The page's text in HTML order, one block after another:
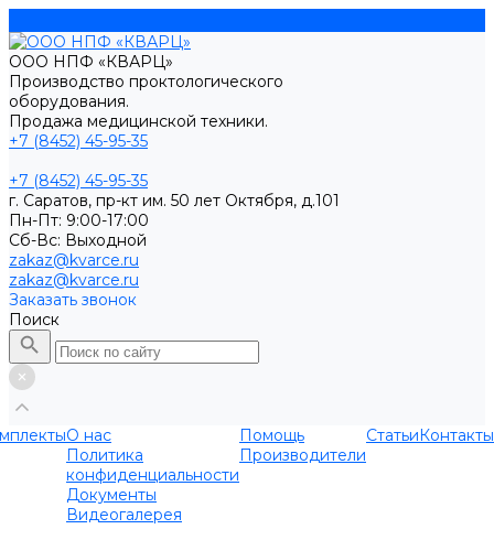
ООО НПФ «КВАРЦ»
Производство проктологического
оборудования.
Продажа медицинской техники.
+7 (8452) 45-95-35
+7 (8452) 45-95-35
г. Саратов, пр-кт им. 50 лет Октября, д.101
Пн-Пт: 9:00-17:00
Cб-Вс: Выходной
zakaz@kvarce.ru
zakaz@kvarce.ru
Заказать звонок
Поиск
О нас
Политика
конфиденциальности
Документы
Видеогалерея
Помощь
Производители
СтатьиКонтакты